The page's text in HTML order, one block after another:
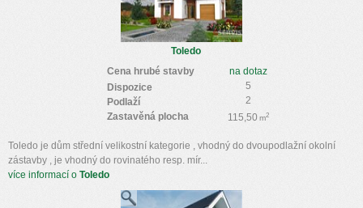
Toledo
na dotaz
Cena hrubé stavby
5
Dispozice
2
Podlaží
115,50m2
Zastavěná plocha
Toledo je dům střední velikostní kategorie , vhodný do dvoupodlažní okolní
zástavby , je vhodný do rovinatého resp. mír...
více informací o Toledo